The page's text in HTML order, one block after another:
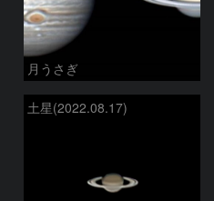
月うさぎ
土星(2022.08.17)